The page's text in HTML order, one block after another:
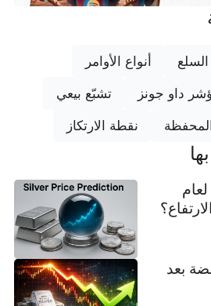
أنواع الأوامر
داو جونز تشبّع بيعي
المحفظة نقطة الارتكاز
بعد